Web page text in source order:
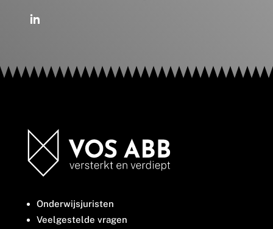
Onderwijsjuristen
Veelgestelde vragen